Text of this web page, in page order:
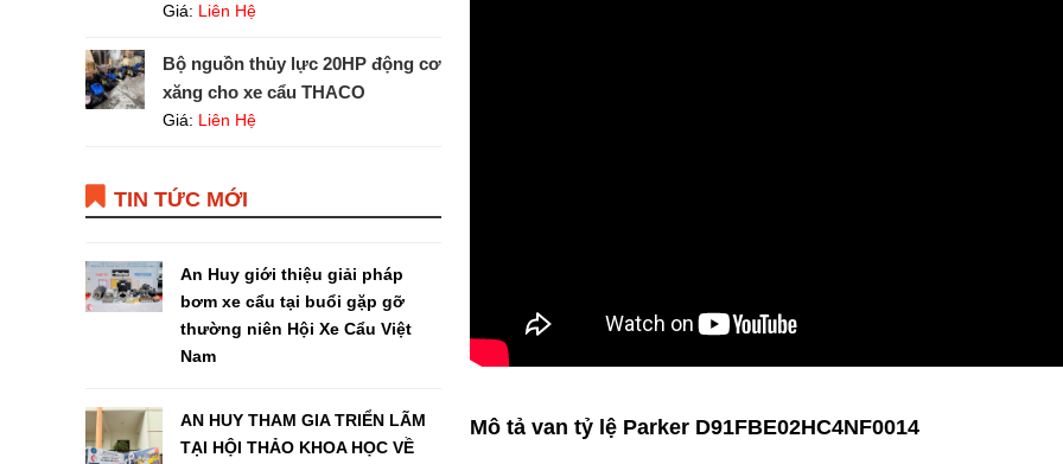
Mô tả van tỷ lệ Parker D91FBE02HC4NF0014
Giá: Liên Hệ
Bộ nguồn thủy lực 20HP động cơ
xăng cho xe cẩu THACO
Giá: Liên Hệ
TIN TỨC MỚI
An Huy giới thiệu giải pháp
bơm xe cẩu tại buổi gặp gỡ
thường niên Hội Xe Cẩu Việt
Nam
AN HUY THAM GIA TRIỂN LÃM
TẠI HỘI THẢO KHOA HỌC VỀ